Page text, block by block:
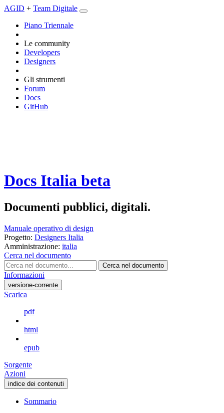
AGID + Team Digitale
Piano Triennale
Le community
Developers
Designers
Gli strumenti
Forum
Docs
GitHub
Docs Italia beta
Documenti pubblici, digitali.
Manuale operativo di design
Progetto: Designers Italia
Amministrazione: italia
Cerca nel documento
Cerca nel documento
Informazioni
versione-corrente
Scarica
pdf
html
epub
Sorgente
Azioni
indice dei contenuti
Sommario